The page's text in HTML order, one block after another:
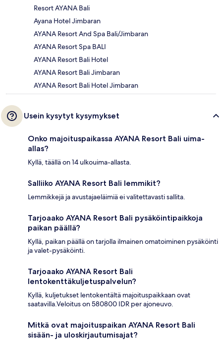
Resort AYANA Bali
Ayana Hotel Jimbaran
AYANA Resort And Spa Bali/Jimbaran
AYANA Resort Spa BALI
AYANA Resort Bali Hotel
AYANA Resort Bali Jimbaran
AYANA Resort Bali Hotel Jimbaran
Usein kysytyt kysymykset
Onko majoituspaikassa AYANA Resort Bali uima-
allas?
Kyllä, täällä on 14 ulkouima-allasta.
Salliiko AYANA Resort Bali lemmikit?
Lemmikkejä ja avustajaeläimiä ei valitettavasti sallita.
Tarjoaako AYANA Resort Bali pysäköintipaikkoja
paikan päällä?
Kyllä, paikan päällä on tarjolla ilmainen omatoiminen pysäköinti
ja valet-pysäköinti.
Tarjoaako AYANA Resort Bali
lentokenttäkuljetuspalvelun?
Kyllä, kuljetukset lentokentältä majoituspaikkaan ovat
saatavilla.Veloitus on 580800 IDR per ajoneuvo.
Mitkä ovat majoituspaikan AYANA Resort Bali
sisään- ja uloskirjautumisajat?